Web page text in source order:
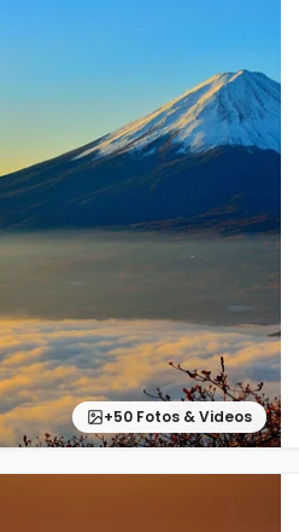
+50 Fotos & Videos